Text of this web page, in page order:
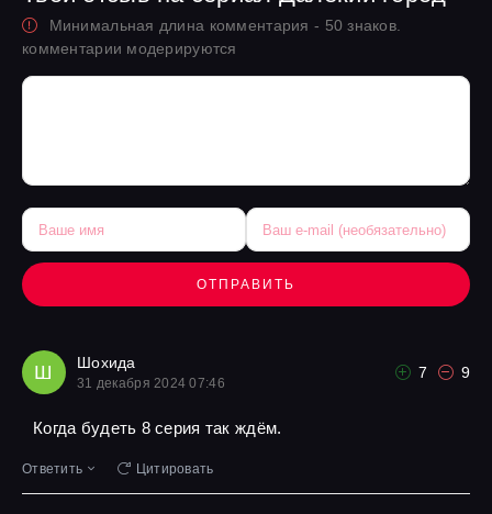
Минимальная длина комментария - 50 знаков.
комментарии модерируются
ОТПРАВИТЬ
Ш Шохида
31 декабря 2024 07:46
7 9
Когда будеть 8 серия так ждём.
Ответить Цитировать